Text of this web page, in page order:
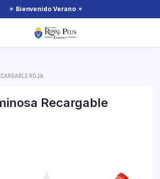
☀ Bienvenido Verano ☀
ROJA
Recargable